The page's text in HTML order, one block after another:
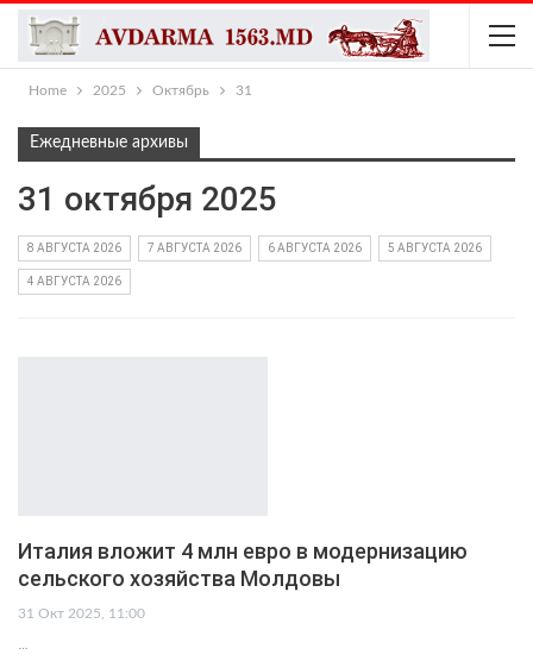
Home 2025 Октябрь 31
Ежедневные архивы
31 октября 2025
8 АВГУСТА 2026 7 АВГУСТА 2026 6 АВГУСТА 2026 5 АВГУСТА 2026
4 АВГУСТА 2026
Италия вложит 4 млн евро в модернизацию
сельского хозяйства Молдовы
31 Окт 2025, 11:00
…